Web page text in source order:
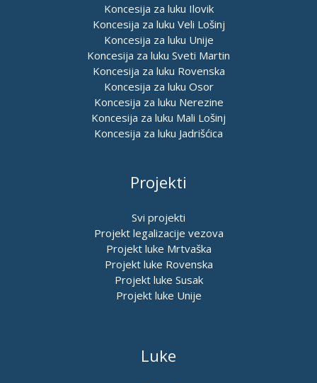
Koncesija za luku Ilovik
Koncesija za luku Veli Lošinj
Koncesija za luku Unije
Koncesija za luku Sveti Martin
Koncesija za luku Rovenska
Koncesija za luku Osor
Koncesija za luku Nerezine
Koncesija za luku Mali Lošinj
Koncesija za luku Jadrišćica
Projekti
Svi projekti
Projekt legalizacije vezova
Projekt luke Mrtvaška
Projekt luke Rovenska
Projekt luke Susak
Projekt luke Unije
Luke